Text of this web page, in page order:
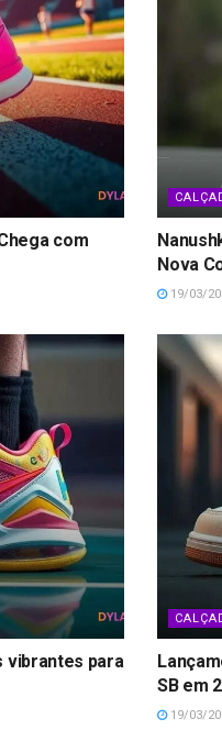
com
Nova
19/03/
vibrantes para
SB em
19/03/